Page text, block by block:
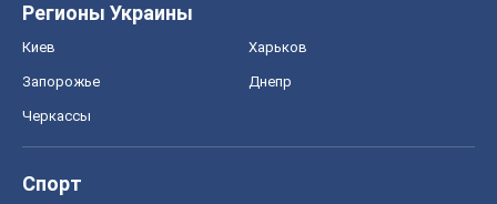
Регионы Украины
Киев Харьков
Запорожье Днепр
Черкассы
Спорт